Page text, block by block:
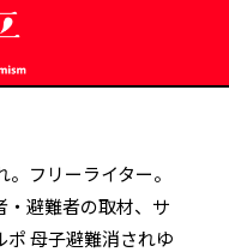
フリーライター。
避難者の取材、サ
母子避難――消されゆ